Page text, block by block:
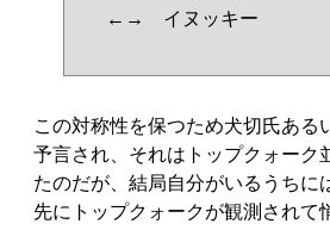
←→ イヌッキー
この対称性を保つため犬切氏ある
予言され、それはトップクォーク
たのだが、結局自分がいるうちに
先にトップクォークが観測されて